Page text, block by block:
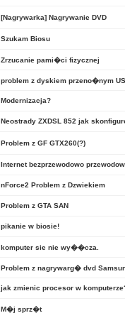
[Nagrywarka] Nagrywanie DVD
Szukam Biosu
Zrzucanie pami�ci fizycznej
problem z dyskiem przeno�nym
Modernizacja?
Neostrady ZXDSL 852 jak
Problem z GF GTX260(?)
Internet bezprzewodowo
nForce2 Problem z Dzwiekiem
Problem z GTA SAN
pikanie w biosie!
komputer sie nie wy��cza.
Problem z nagrywarg� dvd
jak zmienic procesor w
M�j sprz�t